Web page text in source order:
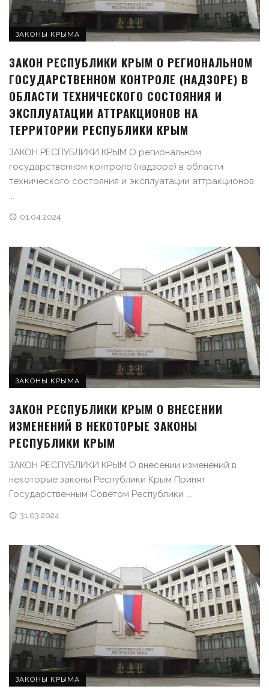
ЗАКОНЫ КРЫМА
ЗАКОН РЕСПУБЛИКИ КРЫМ О РЕГИОНАЛЬНОМ
ГОСУДАРСТВЕННОМ КОНТРОЛЕ (НАДЗОРЕ) В
ОБЛАСТИ ТЕХНИЧЕСКОГО СОСТОЯНИЯ И
ЭКСПЛУАТАЦИИ АТТРАКЦИОНОВ НА
ТЕРРИТОРИИ РЕСПУБЛИКИ КРЫМ
ЗАКОН РЕСПУБЛИКИ КРЫМ О региональном
государственном контроле (надзоре) в области
технического состояния и эксплуатации аттракционов
...
01.04.2024
ЗАКОНЫ КРЫМА
ЗАКОН РЕСПУБЛИКИ КРЫМ О ВНЕСЕНИИ
ИЗМЕНЕНИЙ В НЕКОТОРЫЕ ЗАКОНЫ
РЕСПУБЛИКИ КРЫМ
ЗАКОН РЕСПУБЛИКИ КРЫМ О внесении изменений в
некоторые законы Республики Крым Принят
Государственным Советом Республики ...
31.03.2024
ЗАКОНЫ КРЫМА